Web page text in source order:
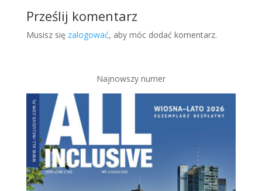
Prześlij komentarz
Musisz się zalogować, aby móc dodać komentarz.
Najnowszy numer